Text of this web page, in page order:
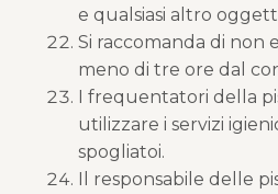
e qualsiasi altro
Si raccomanda di non
meno di tre ore dal
I frequentatori della
utilizzare i servizi
spogliatoi.
Il responsabile delle